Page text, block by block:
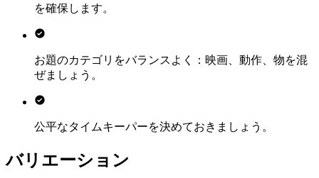
を確保します。
お題のカテゴリをバランスよく：映画、動作、物を混
ぜましょう。
公平なタイムキーパーを決めておきましょう。
バリエーション